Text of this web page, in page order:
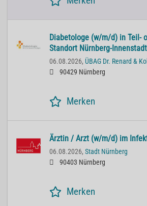
Diabetologe (w/m/d) in Teil-
Standort Nürnberg-Innenstadt
06.08.2026, ÜBAG Dr. Renard &
90429 Nürnberg
Merken
Ärztin / Arzt (w/m/d) im
06.08.2026, Stadt Nürnberg
90403 Nürnberg
Merken